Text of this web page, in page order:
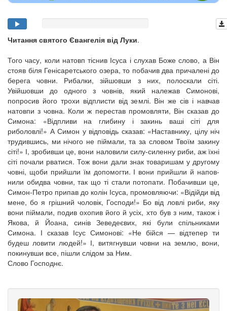
Читання святого Євангелія від Луки.
Того часу, коли натовп тіснив Ісуса і слухав Боже слово, а Він
стояв біля Генісаретського озера, то побачив два причалені до
берега човни. Рибалки, зійшовши з них, полоскали сіті.
Увійшовши до одного з човнів, який належав Симонові,
попросив його трохи відплисти від землі. Він же сів і навчав
натовпи з човна. Коли ж перестав промовляти, Він сказав до
Симона: «Відпливи на глибину і закинь ваші сіті для
риболовлі!» А Симон у відповідь сказав: «Наставнику, цілу ніч
трудившись, ми нічого не піймали, та за словом Твоїм закину
сіті!» І, зробивши це, вони наловили силу-силенну риби, аж їхні
сіті поча­ли рватися. Тож вони дали знак товаришам у дру­гому
човні, щоби прийшли їм допомогти. І вони прийшли й на­пов­­
нили обидва човни, так що ті ста­ли потопати. Побачивши це,
Симон-Петро при­­пав до колін Ісуса, промов­ля­ю­чи: «Відійди від
мене, бо я грішний чо­ловік, Господи!» Бо від ловлі риби, яку
вони піймали, подив охопив його й усіх, хто був з ним, також і
Якова, й Йоана, синів Зеведеєвих, які були спільниками
Симона. І сказав Ісус Симонові: «Не бій­ся — відтепер ти
будеш ловити людей!» І, витягнувши човни на землю, вони,
покинувши все, пішли слідом за Ним.
Слово Господнє.